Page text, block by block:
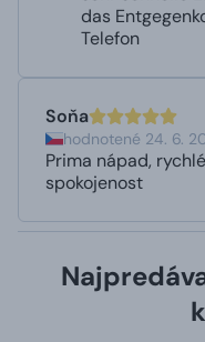
das
Telefon
Soňa
hodnotené 24. 6.
Prima nápad,
spokojenost